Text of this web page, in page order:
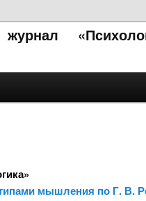
журнал
мышления по Г. В.